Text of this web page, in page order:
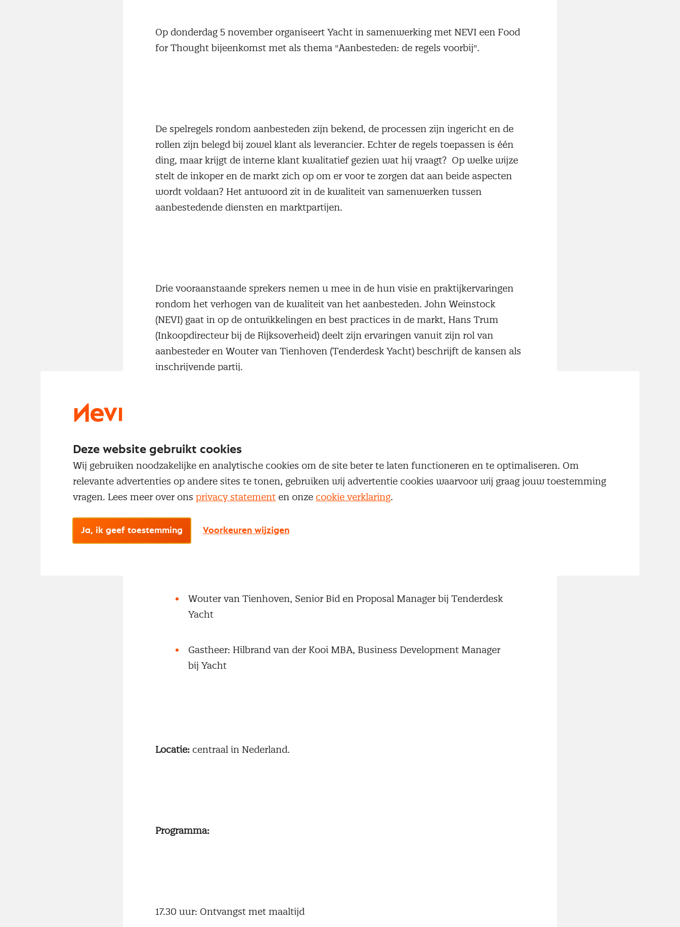
Op donderdag 5 november organiseert Yacht in samenwerking met NEVI een Food
for Thought bijeenkomst met als thema "Aanbesteden: de regels voorbij".
De spelregels rondom aanbesteden zijn bekend, de processen zijn ingericht en de
rollen zijn belegd bij zowel klant als leverancier. Echter de regels toepassen is één
ding, maar krijgt de interne klant kwalitatief gezien wat hij vraagt? Op welke wijze
stelt de inkoper en de markt zich op om er voor te zorgen dat aan beide aspecten
wordt voldaan? Het antwoord zit in de kwaliteit van samenwerken tussen
aanbestedende diensten en marktpartijen.
Drie vooraanstaande sprekers nemen u mee in de hun visie en praktijkervaringen
rondom het verhogen van de kwaliteit van het aanbesteden. John Weinstock
(NEVI) gaat in op de ontwikkelingen en best practices in de markt, Hans Trum
(Inkoopdirecteur bij de Rijksoverheid) deelt zijn ervaringen vanuit zijn rol van
aanbesteder en Wouter van Tienhoven (Tenderdesk Yacht) beschrijft de kansen als
inschrijvende partij.
Sprekers:
John Weinstock MBA, Trainer en Kennismanager bij NEVI,
Alignment, Zorginkoop
Wouter van Tienhoven, Senior Bid en Proposal Manager bij Tenderdesk
Yacht
Gastheer: Hilbrand van der Kooi MBA, Business Development Manager
bij Yacht
Locatie: centraal in Nederland.
Programma:
17.30 uur: Ontvangst met maaltijd
Deze website gebruikt cookies
Wij gebruiken noodzakelijke en analytische cookies om de site beter te laten functioneren en te optimaliseren. Om
relevante advertenties op andere sites te tonen, gebruiken wij advertentie cookies waarvoor wij graag jouw toestemming
vragen. Lees meer over ons privacy statement en onze cookie verklaring.
Ja, ik geef toestemming Voorkeuren wijzigen